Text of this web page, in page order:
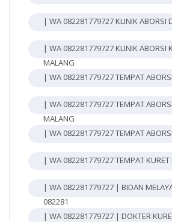
| WA 082281779727 KLINIK ABORSI
| WA 082281779727 KLINIK ABORSI
MALANG
| WA 082281779727 TEMPAT
| WA 082281779727 TEMPAT
MALANG
| WA 082281779727 TEMPAT
| WA 082281779727 TEMPAT KURET
| WA 082281779727 | BIDAN
082281
| WA 082281779727 | DOKTER